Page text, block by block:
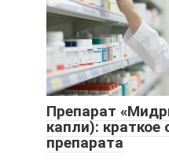
Препарат
капли): краткое
препарата